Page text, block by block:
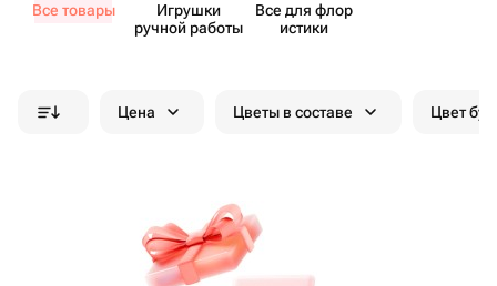
Все товары
Игрушки
ручной работы
Все для флор​
истики
Цена Цветы в составе Цвет